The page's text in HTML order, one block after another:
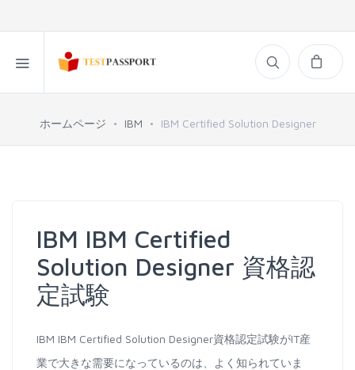
ホームページ IBM IBM Certified Solution Designer
IBM IBM Certified
Solution Designer 資格認
定試験
IBM IBM Certified Solution Designer資格認定試験がIT産
業で大きな需要になっているのは、よく知られていま